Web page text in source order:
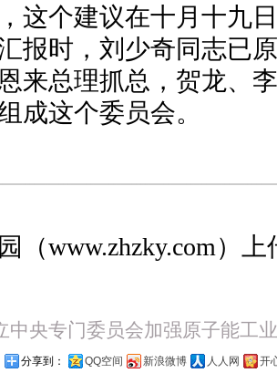
这个建议在十月十九
报时，刘少奇同志已
来总理抓总，贺龙、
成这个委员会。
（www.zhzky.com）上
中央专门委员会加强原子能工
分享到： QQ空间 新浪微博 人人网 开